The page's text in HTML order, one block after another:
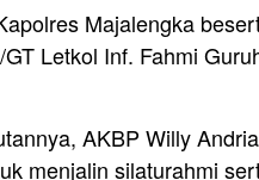
Majalengka
Letkol Inf. Fahmi
AKBP Willy
menjalin silaturahmi